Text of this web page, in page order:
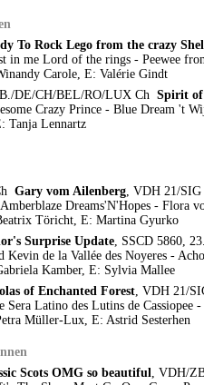
To Rock Lego from the crazy
in me Lord of the rings - Peewee
Carole, E: Valérie Gindt
DE/CH/BEL/RO/LUX Ch Spirit of
Crazy Prince - Blue Dream 't
Tanja Lennartz
Gary vom Ailenberg, VDH 21/SIG
Dreams'N'Hopes - Flora
Töricht, E: Martina Gyurko
Surprise Update, SSCD 5860,
Kevin de la Vallée des Noyeres -
Kamber, E: Sylvia Mallee
of Enchanted Forest, VDH 21/
Sera Latino des Lutins de Cassiopee
Müller-Lux, E: Astrid Sesterhen
Scots OMG so beautiful, VDH/